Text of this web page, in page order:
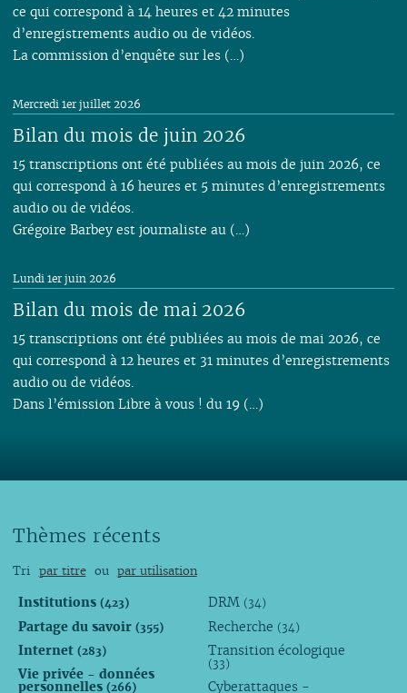
ce qui correspond à 14 heures et 42 minutes
d’enregistrements audio ou de vidéos.
La commission d’enquête sur les (…)
Bilan du mois de juin 2026
Mercredi 1er juillet 2026
15 transcriptions ont été publiées au mois de juin 2026, ce
qui correspond à 16 heures et 5 minutes d’enregistrements
audio ou de vidéos.
Grégoire Barbey est journaliste au (…)
Bilan du mois de mai 2026
Lundi 1er juin 2026
15 transcriptions ont été publiées au mois de mai 2026, ce
qui correspond à 12 heures et 31 minutes d’enregistrements
audio ou de vidéos.
Dans l’émission Libre à vous ! du 19 (…)
Thèmes récents
Tri par titre ou par utilisation
Institutions (423)
Partage du savoir (355)
Internet (283)
Vie privée - données
personnelles (266)
DRM (34)
Recherche (34)
Transition écologique
(33)
Cyberattaques -